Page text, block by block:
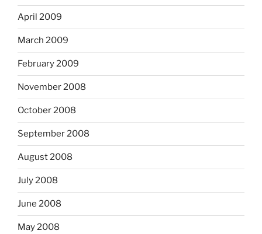
April 2009
March 2009
February 2009
November 2008
October 2008
September 2008
August 2008
July 2008
June 2008
May 2008